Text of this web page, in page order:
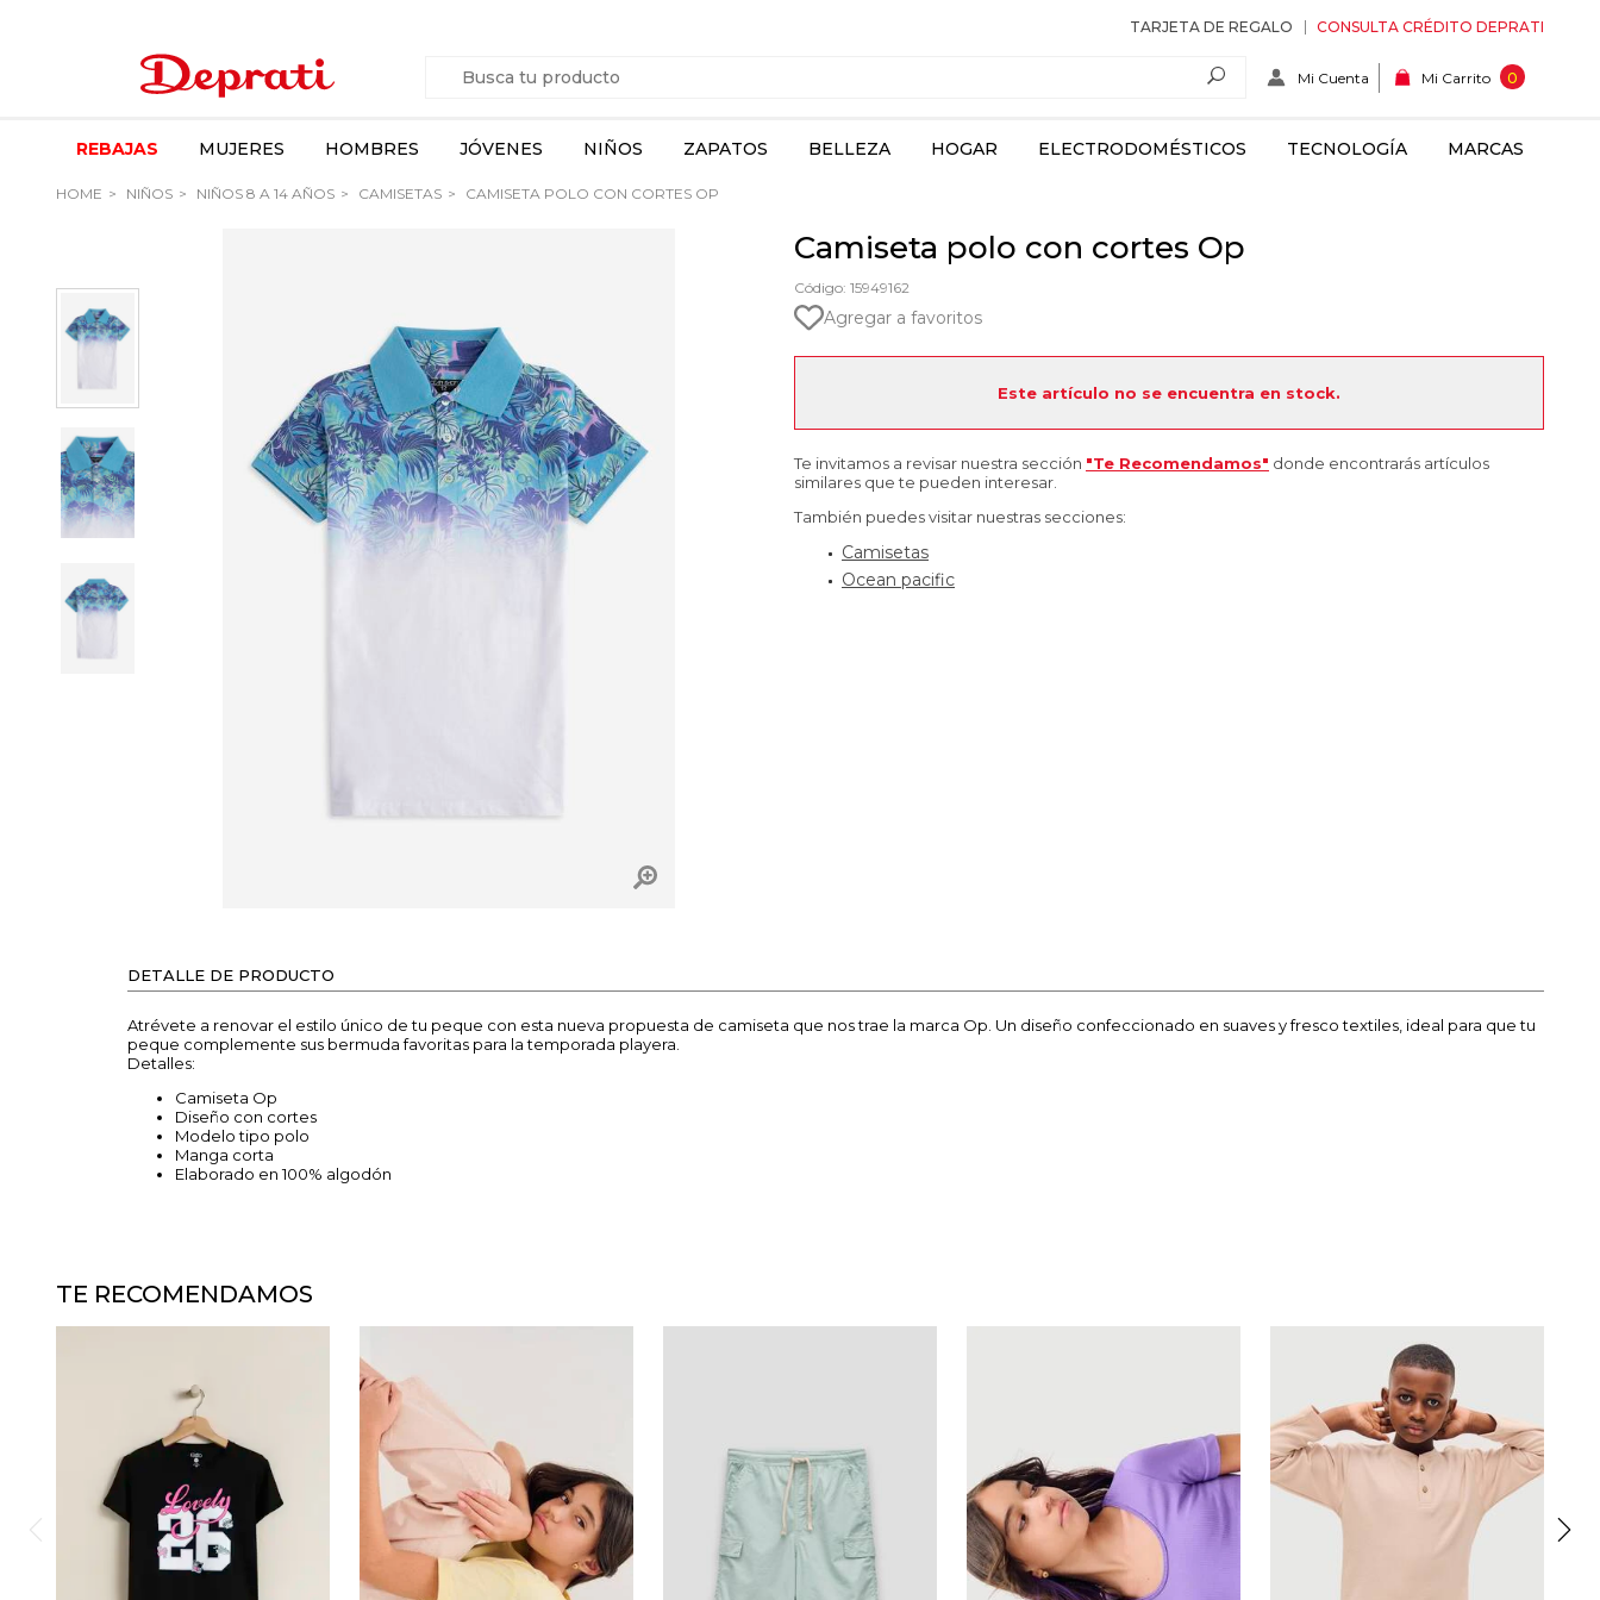
TARJETA DE REGALO CONSULTA CRÉDITO DEPRATI
Mi Cuenta Mi Carrito 0
REBAJAS MUJERES HOMBRES JÓVENES NIÑOS ZAPATOS BELLEZA HOGAR ELECTRODOMÉSTICOS TECNOLOGÍA MARCAS
HOME NIÑOS NIÑOS 8 A 14 AÑOS CAMISETAS CAMISETA POLO CON CORTES OP
Camiseta polo con cortes Op
Código: 15949162
Agregar a favoritos
Este artículo no se encuentra en stock.
Te invitamos a revisar nuestra sección "Te Recomendamos" donde encontrarás artículos
similares que te pueden interesar.
También puedes visitar nuestras secciones:
Camisetas
Ocean pacific
DETALLE DE PRODUCTO
Atrévete a renovar el estilo único de tu peque con esta nueva propuesta de camiseta que nos trae la marca Op. Un diseño confeccionado en suaves y fresco textiles, ideal para que tu
peque complemente sus bermuda favoritas para la temporada playera.
Detalles:
Camiseta Op
Diseño con cortes
Modelo tipo polo
Manga corta
Elaborado en 100% algodón
TE RECOMENDAMOS